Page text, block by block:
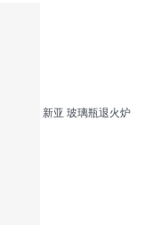
新亚 玻璃瓶退火炉